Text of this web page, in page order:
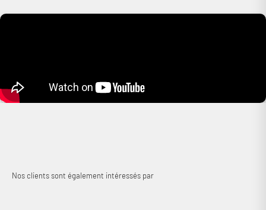
également de switchs permettant d'ajuster le rendu du médium/aigu.
Cobra a aimé : compacité, discrétion et performances… La facilité